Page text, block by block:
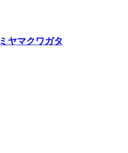
ヤマクワガタ